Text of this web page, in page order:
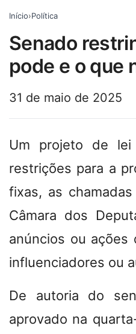
Início›Política
senado restringe propaganda de bets; veja o que
pode e o que
31 de maio de 2025
Um projeto de lei
restrições para a
fixas, as chamadas
Câmara dos
anúncios ou ações
influenciadores ou
De autoria do
aprovado na